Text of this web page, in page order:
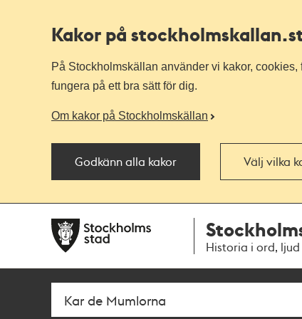
Kakor på stockholmskallan
På Stockholmskällan använder vi kakor,
fungera på ett bra sätt för dig.
Om kakor på Stockholmskällan
Godkänn alla kakor Välj vilka
navigationen
huvudinnehållet
Historia i ord,
Sök